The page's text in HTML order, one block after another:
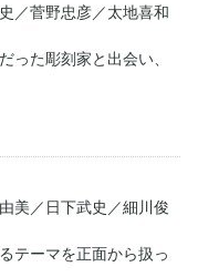
／菅野忠彦／太地喜和
った彫刻家と出会い、
美／日下武史／細川俊
テーマを正面から扱っ